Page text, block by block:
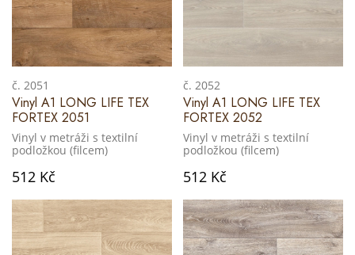
č. 2051
Vinyl A1 LONG LIFE TEX
FORTEX 2051
Vinyl v metráži s textilní
podložkou (filcem)
512 Kč
č. 2052
Vinyl A1 LONG LIFE TEX
FORTEX 2052
Vinyl v metráži s textilní
podložkou (filcem)
512 Kč